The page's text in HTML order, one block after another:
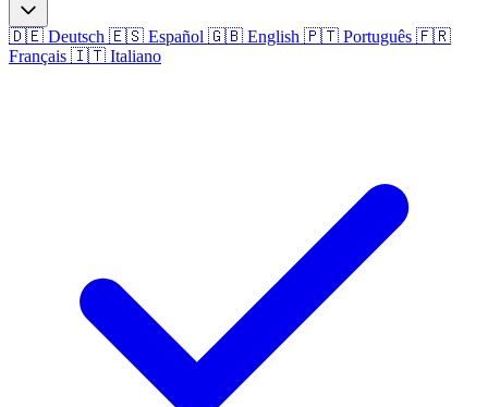
🇩🇪 Deutsch 🇪🇸 Español 🇬🇧 English 🇵🇹 Português 🇫🇷
Français 🇮🇹 Italiano